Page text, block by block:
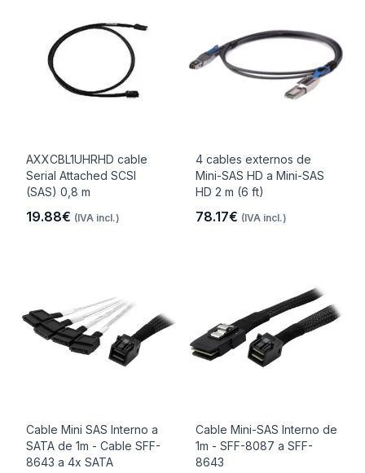
AXXCBL1UHRHD cable
Serial Attached SCSI
(SAS) 0,8 m
19.88€ (IVA incl.)
4 cables externos de
Mini-SAS HD a Mini-SAS
HD 2 m (6 ft)
78.17€ (IVA incl.)
Cable Mini SAS Interno a
SATA de 1m - Cable SFF-
8643 a 4x SATA
Cable Mini-SAS Interno de
1m - SFF-8087 a SFF-
8643